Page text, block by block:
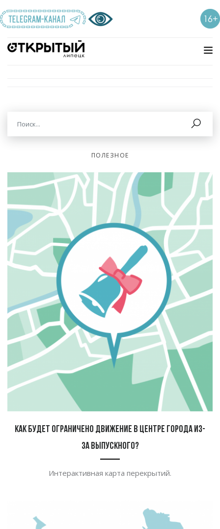
ПОЛЕЗНОЕ
Как будет ограничено движение в центре города из-
за выпускного?
Интерактивная карта перекрытий.